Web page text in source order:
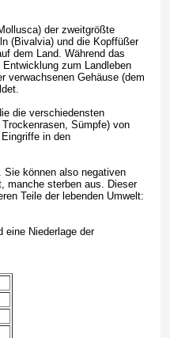
der zweitgrößte
(Bivalvia) und die Kopffüßer
dem Land. Während das
zum Landleben
verwachsenen Gehäuse (dem
die verschiedensten
Sümpfe) von
in den
Sie können also negativen
manche sterben aus. Dieser
Teile der lebenden Umwelt:
eine Niederlage der